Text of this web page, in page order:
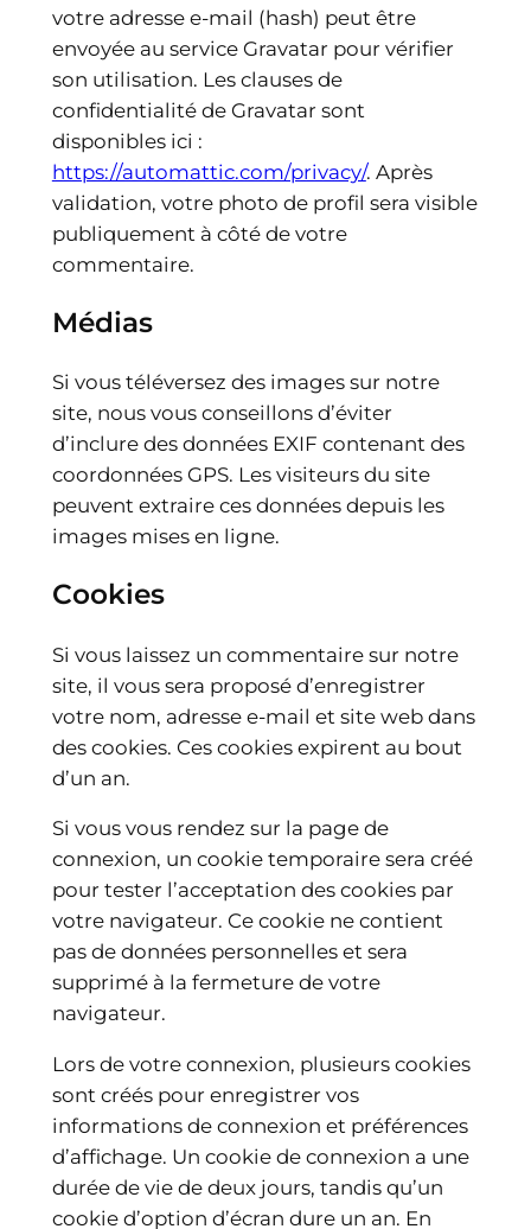
votre adresse e-mail (hash) peut être
envoyée au service Gravatar pour vérifier
son utilisation. Les clauses de
confidentialité de Gravatar sont
disponibles ici :
https://automattic.com/privacy/. Après
validation, votre photo de profil sera visible
publiquement à côté de votre
commentaire.
Médias
Si vous téléversez des images sur notre
site, nous vous conseillons d’éviter
d’inclure des données EXIF contenant des
coordonnées GPS. Les visiteurs du site
peuvent extraire ces données depuis les
images mises en ligne.
Cookies
Si vous laissez un commentaire sur notre
site, il vous sera proposé d’enregistrer
votre nom, adresse e-mail et site web dans
des cookies. Ces cookies expirent au bout
d’un an.
Si vous vous rendez sur la page de
connexion, un cookie temporaire sera créé
pour tester l’acceptation des cookies par
votre navigateur. Ce cookie ne contient
pas de données personnelles et sera
supprimé à la fermeture de votre
navigateur.
Lors de votre connexion, plusieurs cookies
sont créés pour enregistrer vos
informations de connexion et préférences
d’affichage. Un cookie de connexion a une
durée de vie de deux jours, tandis qu’un
cookie d’option d’écran dure un an. En